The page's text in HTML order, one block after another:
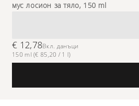
мус лосион за тяло, 150 ml
€ 12,78Вкл. данъци
150 ml (€ 85,20 / 1 l)